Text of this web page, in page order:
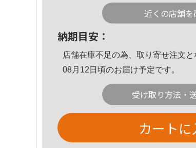
近くの店舗を
納期目安：
店舗在庫不足の為、取り寄せ注文と
08月12日頃のお届け予定です。
受け取り方法・
カートに